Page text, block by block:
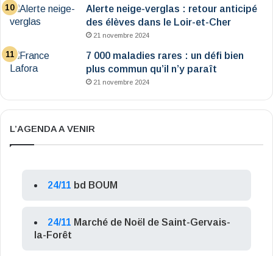
Alerte neige-verglas : retour anticipé
des élèves dans le Loir-et-Cher
21 novembre 2024
7 000 maladies rares : un défi bien
plus commun qu’il n’y paraît
21 novembre 2024
L’AGENDA A VENIR
24/11 bd BOUM
24/11 Marché de Noël de Saint-Gervais-
la-Forêt